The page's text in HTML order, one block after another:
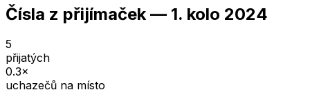
Čísla z přijímaček — 1. kolo 2024
5
přijatých
0.3×
uchazečů na místo